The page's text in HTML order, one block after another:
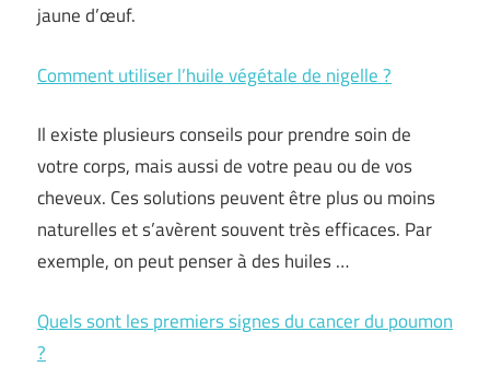
jaune d’œuf.
Comment utiliser l’huile végétale de nigelle ?
Il existe plusieurs conseils pour prendre soin de
votre corps, mais aussi de votre peau ou de vos
cheveux. Ces solutions peuvent être plus ou moins
naturelles et s’avèrent souvent très efficaces. Par
exemple, on peut penser à des huiles …
Quels sont les premiers signes du cancer du poumon
?